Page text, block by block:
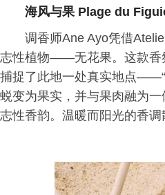
海风与果 Plage du
调香师Ane Ayo凭借
志性植物——无花果。这款香
捕捉了此地一处真实地点——“
蜕变为果实，并与果肉融为
志性香韵。温暖而阳光的香